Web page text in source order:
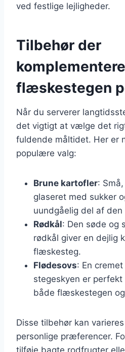
ved festlige lejligheder.
Tilbehør der
flæskestegen
Når du serverer
det vigtigt at vælge det
fuldende måltidet. Her er
populære valg:
Brune kartofler:
glaseret med sukker
uundgåelig del af
Rødkål: Den søde og
rødkål giver en dejlig
flæskesteg.
Flødesovs: En
stegeskyen er
både flæskestegen
Disse tilbehør kan
personlige præferencer.
tilføje bagte rodfrugter